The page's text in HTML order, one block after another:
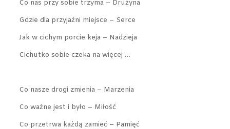
Co nas przy sobie trzyma – Drużyna
Gdzie dla przyjaźni miejsce – Serce
Jak w cichym porcie keja – Nadzieja
Cichutko sobie czeka na więcej …
Co nasze drogi zmienia – Marzenia
Co ważne jest i było – Miłość
Co przetrwa każdą zamieć – Pamięć